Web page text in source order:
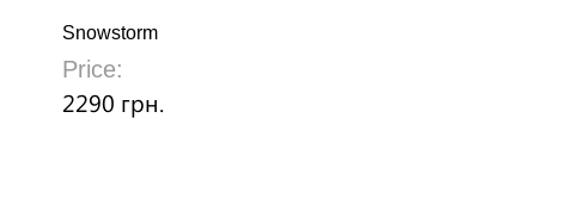
Snowstorm
Price:
2290 грн.